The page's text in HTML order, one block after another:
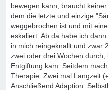
bewegen kann, braucht
dem die letzte und einzige
weggebrochen ist und mit
eskaliert. Ab da habe ich
in mich reingeknallt und zwar
zwei oder drei Wochen
Entgiftung kam. Seitdem
Therapie. Zwei mal Langzeit
Anschließend Adaption.